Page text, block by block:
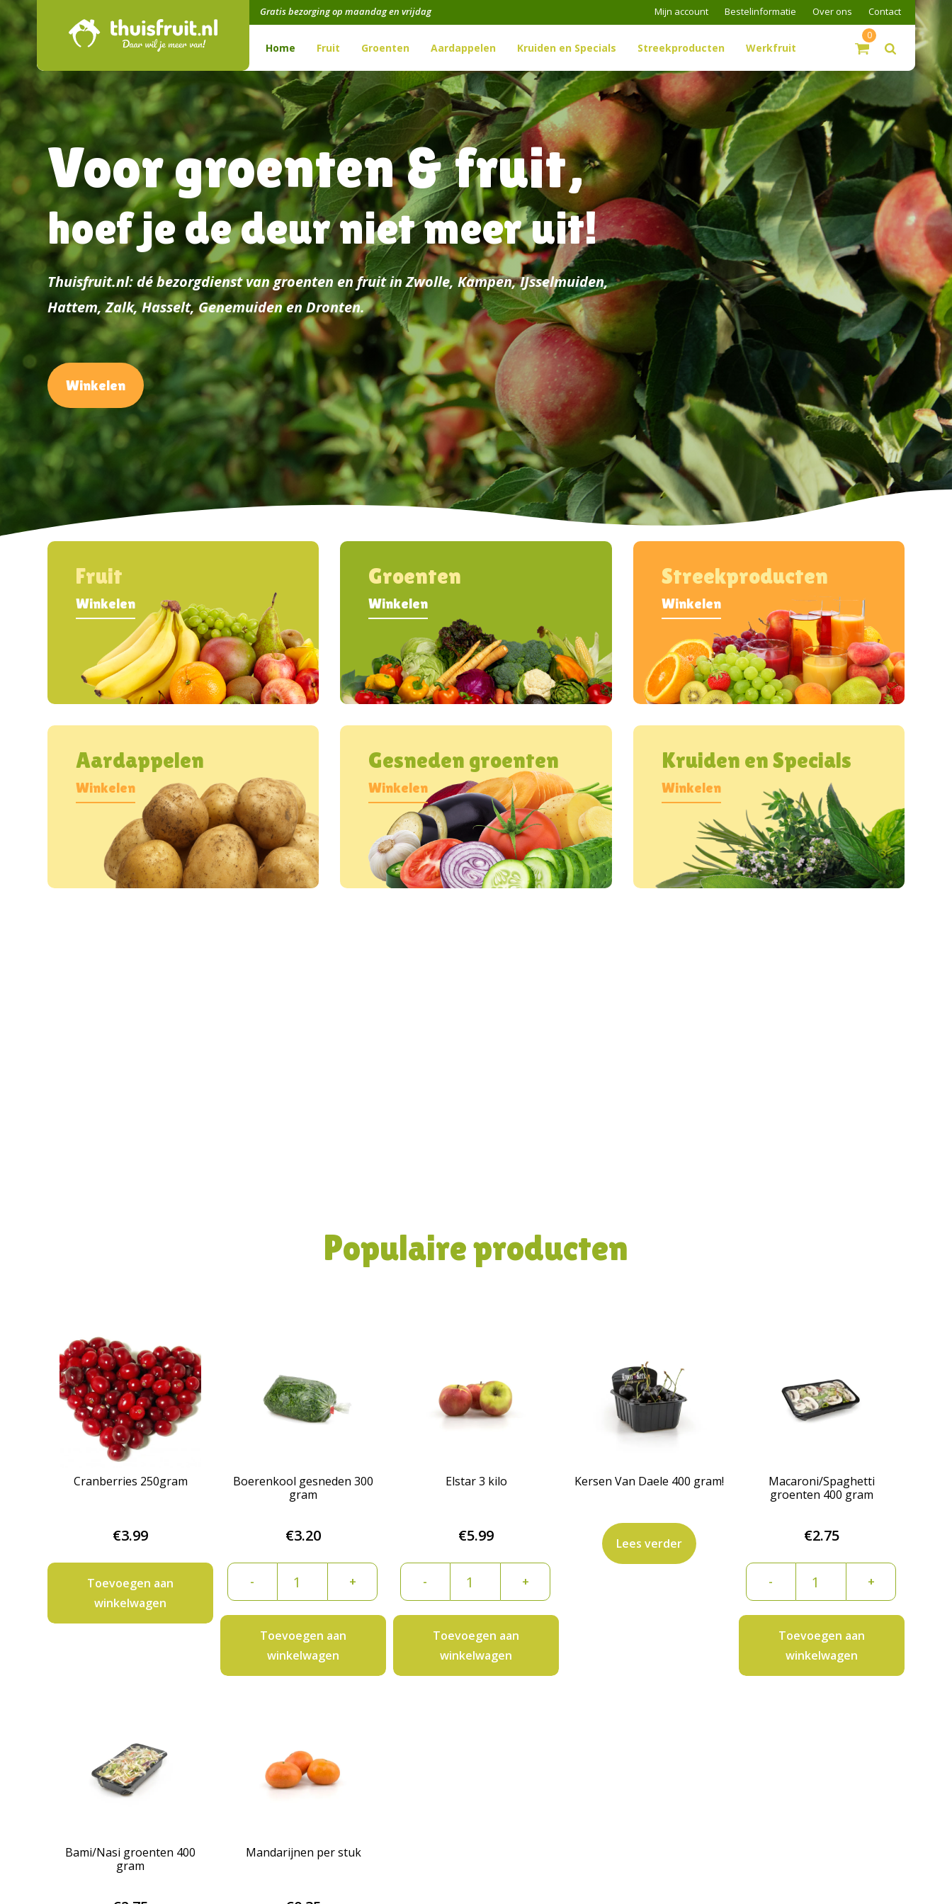
Gratis bezorging op maandag en vrijdag Mijn account Bestelinformatie Over ons Contact
0
Home Fruit Groenten Aardappelen Kruiden en Specials Streekproducten Werkfruit
Voor groenten & fruit,
hoef je de deur niet meer uit!
Thuisfruit.nl: dé bezorgdienst van groenten en fruit in Zwolle, Kampen, IJsselmuiden,
Hattem, Zalk, Hasselt, Genemuiden en Dronten.
Winkelen
Fruit
Winkelen
Groenten
Winkelen
Streekproducten
Winkelen
Aardappelen
Winkelen
Gesneden groenten
Winkelen
Kruiden en Specials
Winkelen
Populaire producten
Cranberries 250gram
€3.99
Toevoegen aan
winkelwagen
Boerenkool gesneden 300
gram
€3.20
-
gesneden
300
gram
aantal
+
Toevoegen aan
winkelwagen
Elstar 3 kilo
€5.99
-
kilo
aantal
+
Toevoegen aan
winkelwagen
Kersen Van Daele 400 gram!
Lees verder
Macaroni/Spaghetti
groenten 400 gram
€2.75
-
Macaroni/Spaghetti
groenten
400
gram
aantal
+
Toevoegen aan
winkelwagen
Bami/Nasi groenten 400
gram
Mandarijnen per stuk